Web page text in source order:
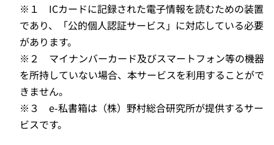
※１ ICカードに記録された電子情報を読むための装置
であり、「公的個人認証サービス」に対応している必要
があります。
※２ マイナンバーカード及びスマートフォン等の機器
を所持していない場合、本サービスを利用することがで
きません。
※３ e-私書箱は（株）野村総合研究所が提供するサー
ビスです。